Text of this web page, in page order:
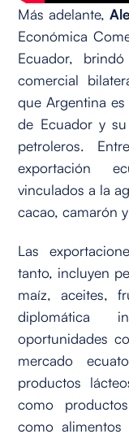
Más adelante,
Económica
Ecuador,
comercial
que Argentina es
de Ecuador y
petroleros.
exportación
vinculados a la
cacao, camarón
Las
tanto, incluyen
maíz, aceites,
diplomática
oportunidades
mercado
productos
como
como